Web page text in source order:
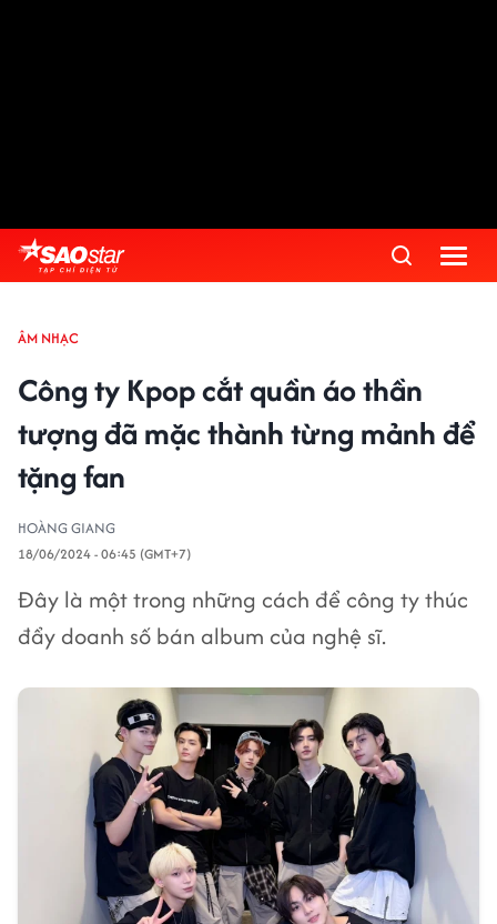
ÂM NHẠC
Công ty Kpop cắt quần áo thần
tượng đã mặc thành từng mảnh để
tặng fan
HOÀNG GIANG
18/06/2024 - 06:45 (GMT+7)
Đây là một trong những cách để công ty thúc
đẩy doanh số bán album của nghệ sĩ.